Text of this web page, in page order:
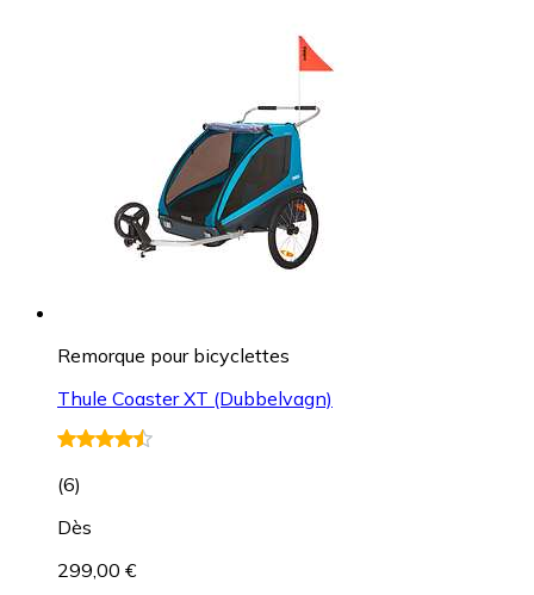
Remorque pour bicyclettes
Thule Coaster XT (Dubbelvagn)
(6)
Dès
299,00 €